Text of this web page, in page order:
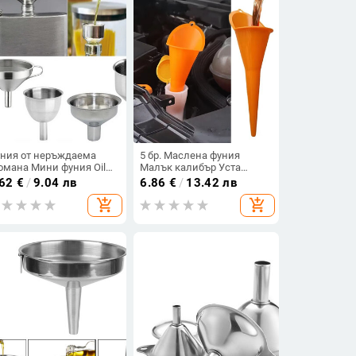
от неръждаема
Мини фуния Oil
Wine Spill Tool Дозатор
течности Комплект
фунии Entonnoir
аксесоари
€ /9.04 лв
add_shopping_cart
5 бр. Маслена фуния
Малък калибър Уста
Дълга уста Устойчив на
пръски Пластмасови
авточасти Мотоциклетни
6.86 € / 13.42 лв
add_shopping_cart